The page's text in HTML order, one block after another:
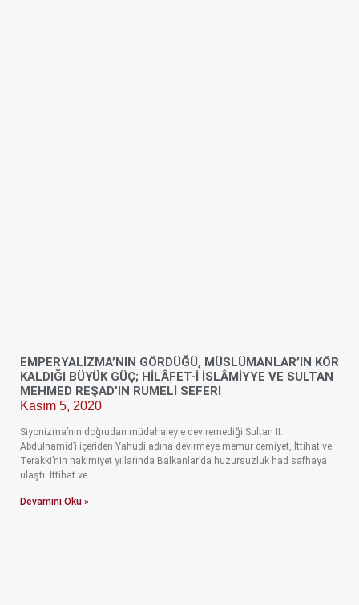
EMPERYALİZMA’NIN GÖRDÜĞÜ, MÜSLÜMANLAR’IN KÖR
KALDIĞI BÜYÜK GÜÇ; HİLÂFET-İ İSLÂMİYYE VE SULTAN
MEHMED REŞAD’IN RUMELİ SEFERİ
Kasım 5, 2020
Siyonizma’nın doğrudan müdahaleyle deviremediği Sultan II.
Abdulhamid’i içeriden Yahudi adına devirmeye memur cemiyet, İttihat ve
Terakki’nin hakimiyet yıllarında Balkanlar’da huzursuzluk had safhaya
ulaştı. İttihat ve
Devamını Oku »